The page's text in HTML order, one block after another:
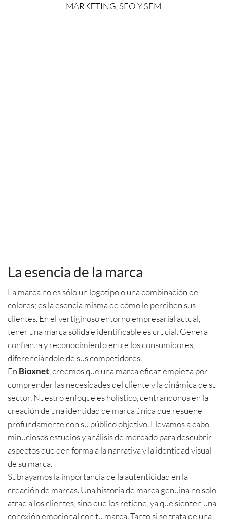
MARKETING, SEO Y SEM
La esencia de la marca
La marca no es sólo un logotipo o una combinación de
colores; es la esencia misma de cómo le perciben sus
clientes. En el vertiginoso entorno empresarial actual,
tener una marca sólida e identificable es crucial. Genera
confianza y reconocimiento entre los consumidores,
diferenciándole de sus competidores.
En Bioxnet , creemos que una marca eficaz empieza por
comprender las necesidades del cliente y la dinámica de su
sector. Nuestro enfoque es holístico, centrándonos en la
creación de una identidad de marca única que resuene
profundamente con su público objetivo. Llevamos a cabo
minuciosos estudios y análisis de mercado para descubrir
aspectos que den forma a la narrativa y la identidad visual
de su marca.
Subrayamos la importancia de la autenticidad en la
creación de marcas. Una historia de marca genuina no solo
atrae a los clientes, sino que los retiene, ya que sienten una
conexión emocional con tu marca. Tanto si se trata de una